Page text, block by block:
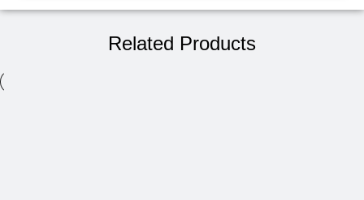
Related Products